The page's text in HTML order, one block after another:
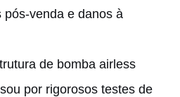
pós-venda e danos à
de bomba airless
por rigorosos testes de